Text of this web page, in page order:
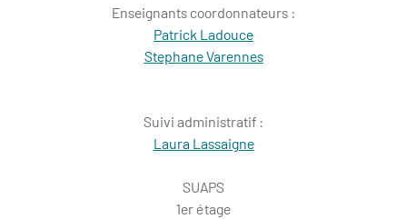
Enseignants coordonnateurs :
Patrick Ladouce
Stephane Varennes
Suivi administratif :
Laura Lassaigne
SUAPS
1er étage